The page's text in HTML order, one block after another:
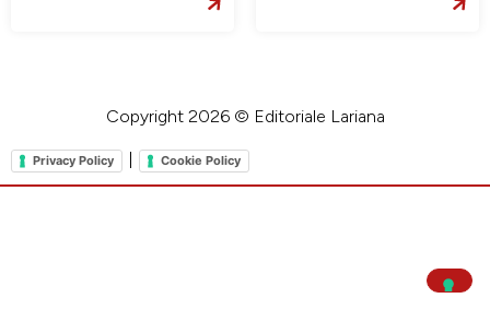
Copyright 2026 © Editoriale Lariana
Privacy Policy Cookie Policy